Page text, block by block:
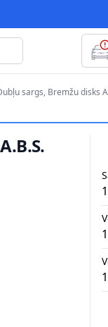
sargs, Bremžu disks